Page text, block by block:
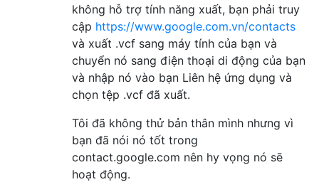
không hỗ trợ tính năng xuất, bạn phải truy
cập https://www.google.com.vn/contacts
và xuất .vcf sang máy tính của bạn và
chuyển nó sang điện thoại di động của bạn
và nhập nó vào bạn Liên hệ ứng dụng và
chọn tệp .vcf đã xuất.
Tôi đã không thử bản thân mình nhưng vì
bạn đã nói nó tốt trong
contact.google.com nên hy vọng nó sẽ
hoạt động.